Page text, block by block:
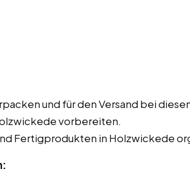
und für den Versand bei
vorbereiten.
Fertigprodukten in Holzwickede